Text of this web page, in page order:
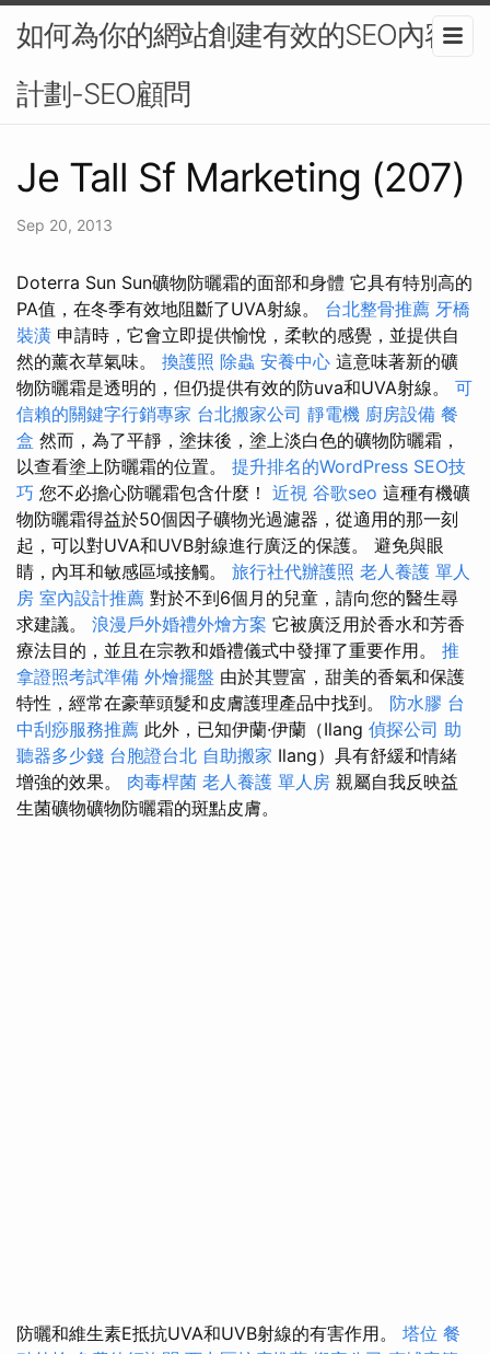
如何為你的網站創建有效的SEO內容
計劃-SEO顧問
Je Tall Sf Marketing (207)
Sep 20, 2013
Doterra Sun Sun礦物防曬霜的面部和身體 它具有特別高的
PA值，在冬季有效地阻斷了UVA射線。 台北整骨推薦 牙橋
裝潢 申請時，它會立即提供愉悅，柔軟的感覺，並提供自
然的薰衣草氣味。 換護照 除蟲 安養中心 這意味著新的礦
物防曬霜是透明的，但仍提供有效的防uva和UVA射線。 可
信賴的關鍵字行銷專家 台北搬家公司 靜電機 廚房設備 餐
盒 然而，為了平靜，塗抹後，塗上淡白色的礦物防曬霜，
以查看塗上防曬霜的位置。 提升排名的WordPress SEO技
巧 您不必擔心防曬霜包含什麼！ 近視 谷歌seo 這種有機礦
物防曬霜得益於50個因子礦物光過濾器，從適用的那一刻
起，可以對UVA和UVB射線進行廣泛的保護。 避免與眼
睛，內耳和敏感區域接觸。 旅行社代辦護照 老人養護 單人
房 室內設計推薦 對於不到6個月的兒童，請向您的醫生尋
求建議。 浪漫戶外婚禮外燴方案 它被廣泛用於香水和芳香
療法目的，並且在宗教和婚禮儀式中發揮了重要作用。 推
拿證照考試準備 外燴擺盤 由於其豐富，甜美的香氣和保護
特性，經常在豪華頭髮和皮膚護理產品中找到。 防水膠 台
中刮痧服務推薦 此外，已知伊蘭·伊蘭（Ilang 偵探公司 助
聽器多少錢 台胞證台北 自助搬家 Ilang）具有舒緩和情緒
增強的效果。 肉毒桿菌 老人養護 單人房 親屬自我反映益
生菌礦物礦物防曬霜的斑點皮膚。
防曬和維生素E抵抗UVA和UVB射線的有害作用。 塔位 餐